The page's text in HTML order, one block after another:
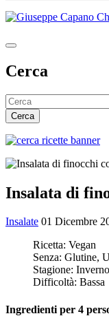
Cerca
Cerca
Insalata di
Insalate 01 Dicembre
Ricetta: Vegan
Senza: Glutine,
Stagione: Inverno
Difficoltà: Bassa
Ingredienti per 4